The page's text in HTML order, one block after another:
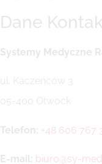
Dane
Systemy Medyczne
ul. Kaczeńców 3
05-400 Otwock
Telefon: +48 606 767
E-mail: biuro@sy-